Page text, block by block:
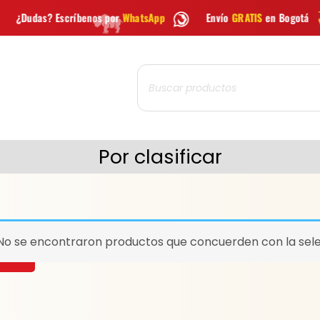
porWhatsApp EnvíoGRATISen Bogotá Envío
Búsqueda
de
productos
Por clasificar
se encontraron productos que concuerden con la